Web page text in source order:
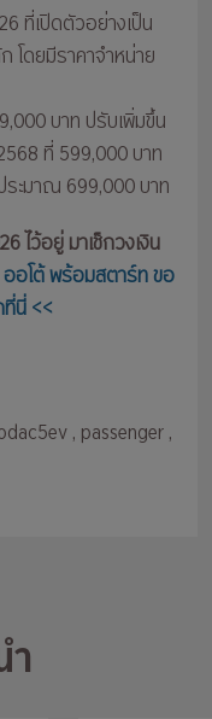
ที่เปิดตัวอย่างเป็น
โดยมีราคาจำหน่าย
บาท ปรับเพิ่มขึ้น
ที่ 599,000 บาท
ะมาณ 699,000 บาท
ไว้อยู่ มาเช็กวงเงิน
อโต้ พร้อมสตาร์ท ขอ
ที่นี่ <<
, passenger,